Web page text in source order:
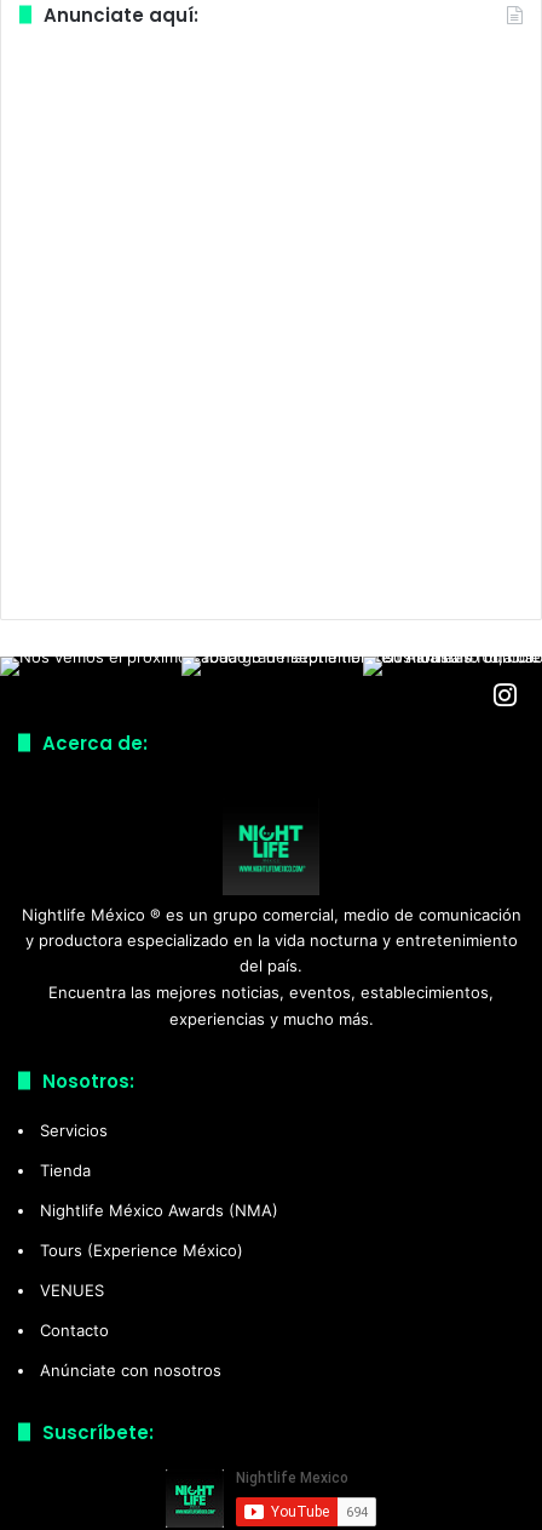
Anunciate aquí:
Acerca de:
Nightlife México ® es un grupo comercial, medio de comunicación
y productora especializado en la vida nocturna y entretenimiento
del país.
Encuentra las mejores noticias, eventos, establecimientos,
experiencias y mucho más.
Nosotros:
Servicios
Tienda
Nightlife México Awards (NMA)
Tours (Experience México)
VENUES
Contacto
Anúnciate con nosotros
Suscríbete: